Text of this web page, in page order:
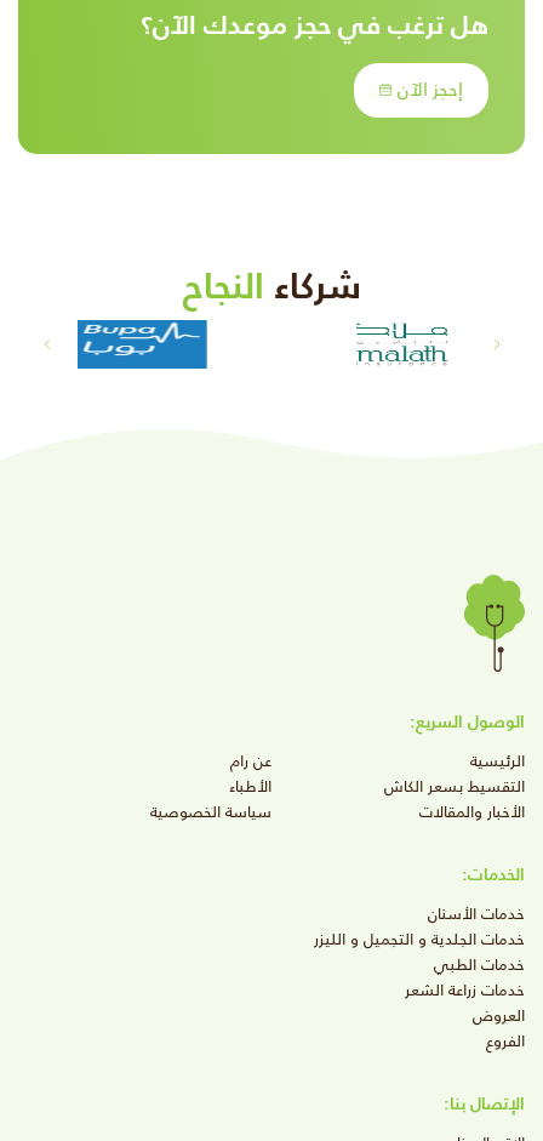
هل ترغب في حجز موعدك الآن؟
إحجز الآن
شركاء النجاح
الوصول السريع:
الرئيسية
عن رام
التقسيط بسعر الكاش
الأطباء
الأخبار والمقالات
سياسة الخصوصية
الخدمات:
خدمات الأسنان
خدمات الجلدية و التجميل و الليزر
خدمات الطبي
خدمات زراعة الشعر
العروض
الفروع
الإتصال بنا: